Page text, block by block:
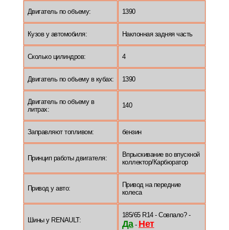
Двигатель по объему: 1390
Кузов у автомобиля: Наклонная задняя часть
Сколько цилиндров: 4
Двигатель по объему в кубах: 1390
Двигатель по объему в
литрах:
140
Заправляют топливом: бензин
Принцип работы двигателя:
Впрыскивание во впускной
коллектор/Карбюратор
Привод у авто:
Привод на передние
колеса
Шины у RENAULT:
185/65 R14 - Совпало? -
Да- Нет